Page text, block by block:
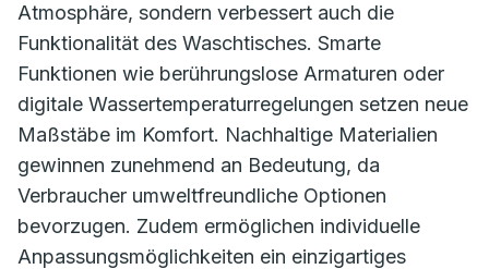
Atmosphäre, sondern verbessert auch die
Funktionalität des Waschtisches. Smarte
Funktionen wie berührungslose Armaturen oder
digitale Wassertemperaturregelungen setzen neue
Maßstäbe im Komfort. Nachhaltige Materialien
gewinnen zunehmend an Bedeutung, da
Verbraucher umweltfreundliche Optionen
bevorzugen. Zudem ermöglichen individuelle
Anpassungsmöglichkeiten ein einzigartiges